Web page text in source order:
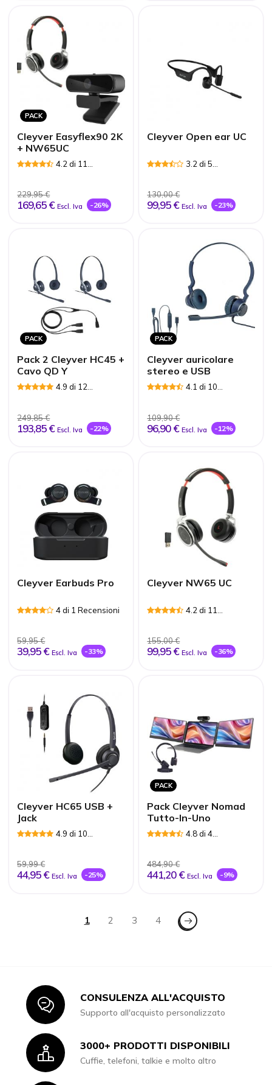
PACK
Cleyver Easyflex90 2K
+ NW65UC
4.2 di 11
229,95 €
169,65 € Escl. Iva -26%
Cleyver Open ear UC
3.2 di 5
130,00 €
99,95 € Escl. Iva -23%
PACK
Pack 2 Cleyver HC45 +
Cavo QD Y
4.9 di 12
249,85 €
193,85 € Escl. Iva -22%
PACK
Cleyver auricolare
stereo e USB
4.1 di 10
109,90 €
96,90 € Escl. Iva -12%
Cleyver Earbuds Pro
4 di 1 Recensioni
59,95 €
39,95 € Escl. Iva -33%
Cleyver NW65 UC
4.2 di 11
155,00 €
99,95 € Escl. Iva -36%
Cleyver HC65 USB +
Jack
4.9 di 10
59,99 €
44,95 € Escl. Iva -25%
PACK
Pack Cleyver Nomad
Tutto-In-Uno
4.8 di 4
484,90 €
441,20 € Escl. Iva -9%
Pagina
Attualmente stai leggendo la pagina
1 Pagina
2 Pagina
3 Pagina
4 Pagina - Successivo
IconCONSULENZA ALL'ACQUISTO
Supporto all'acquisto personalizzato
Icon3000+ PRODOTTI DISPONIBILI
Cuffie, telefoni, talkie e molto altro